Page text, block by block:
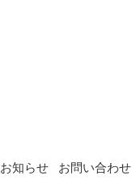
お知らせ お問い合わせ